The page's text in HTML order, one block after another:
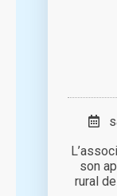
son
rural